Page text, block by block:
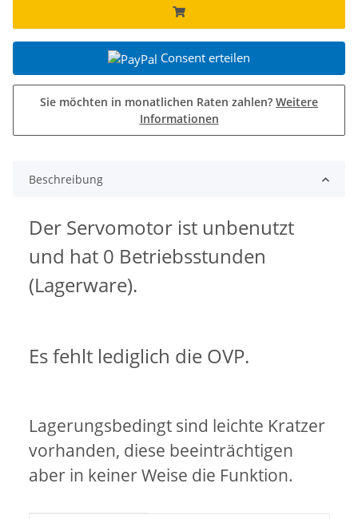
Consent erteilen
Sie möchten in monatlichen Raten zahlen? Weitere
Informationen
Beschreibung
Der Servomotor ist unbenutzt
und hat 0 Betriebsstunden
(Lagerware).
Es fehlt lediglich die OVP.
Lagerungsbedingt sind leichte Kratzer
vorhanden, diese beeinträchtigen
aber in keiner Weise die Funktion.